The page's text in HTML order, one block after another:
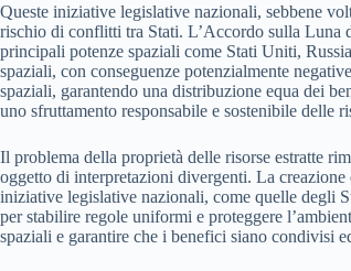
Queste iniziative legislative nazionali, sebbene
rischio di conflitti tra Stati. L’Accordo sulla Luna
principali potenze spaziali come Stati Uniti,
spaziali, con conseguenze potenzialmente
spaziali, garantendo una distribuzione equa dei
uno sfruttamento responsabile e sostenibile delle
Il problema della proprietà delle risorse estratte
oggetto di interpretazioni divergenti. La
iniziative legislative nazionali, come quelle degli
per stabilire regole uniformi e proteggere
spaziali e garantire che i benefici siano condivisi